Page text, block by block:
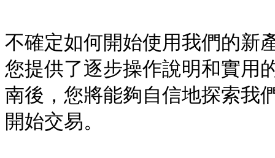
不確定如何開始使用我們的
您提供了逐步操作說明和實用
南後，您將能夠自信地探索我
開始交易。